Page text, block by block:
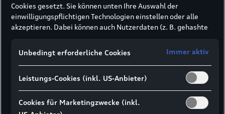
überzeugt im Gelände wie auf der Straße.
„Es ist alles eine Frage von
Erwartungen“
Aleksander Kilde, einer der besten Skifahrer
der Welt, über den Sport, Progress und seine
Zusammenarbeit mit Audi.
Cookies gesetzt. Sie können unten Ihre Auswahl der
einwilligungspflichtigen Technologien einstellen oder alle
akzeptieren. Dabei können auch Nutzerdaten (z. B. gehashte
Formularabsendung) an unsere Partner (z. B. Google)
übermittelt werden, um die Nutzung der Website zu
Werbung an Ihre Interessen anzupassen.
Hinweis gemäß Art. 49 Abs. 1 lit. a DSGVO zur
Datenübermittlung:Für Marketing- und
Leistungstechnologien setzen wir u. a. Dienste von Google (z.
Unbedingt erforderliche Cookies Immer aktiv
Leistungs-Cookies (inkl. US-Anbieter)
Cookies für Marketingzwecke (inkl.